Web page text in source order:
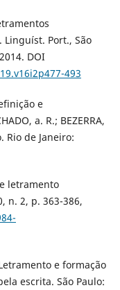
Linguíst. Port., São
DOI
493
e
a. R.; BEZERRA,
Rio de Janeiro:
letramento
n. 2, p. 363-386,
e formação
escrita. São Paulo: